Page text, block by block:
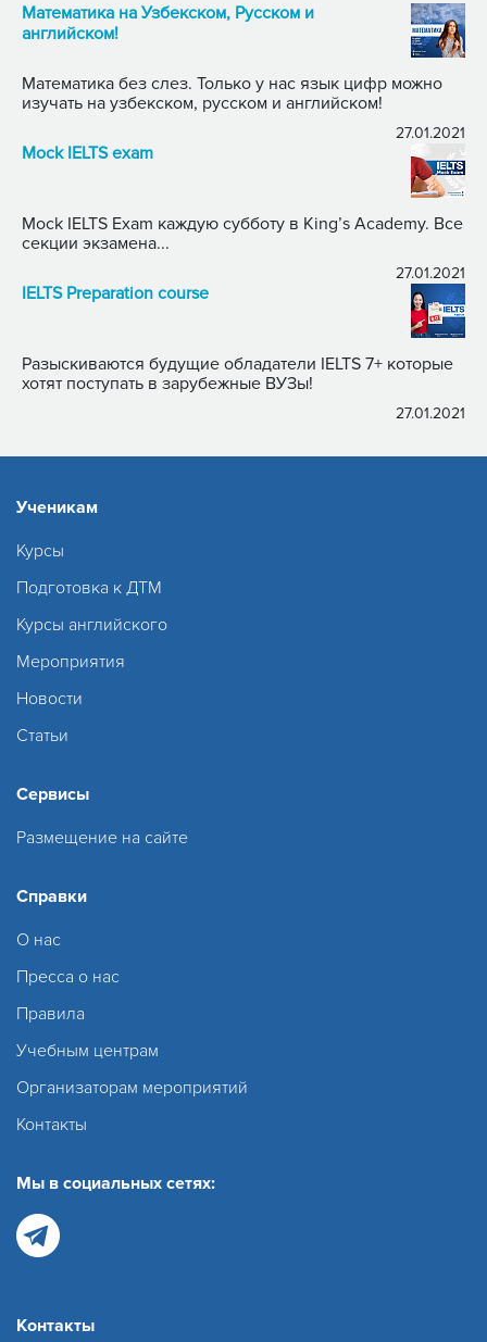
Математика на Узбекском, Русском и
английском!
Математика без слез. Только у нас язык цифр можно
изучать на узбекском, русском и английском!
27.01.2021
Mock IELTS exam
Mock IELTS Exam каждую субботу в King’s Academy. Все
секции экзамена...
27.01.2021
IELTS Preparation course
Разыскиваются будущие обладатели IELTS 7+ которые
хотят поступать в зарубежные ВУЗы!
27.01.2021
Ученикам
Курсы
Подготовка к ДТМ
Курсы английского
Мероприятия
Новости
Статьи
Сервисы
Размещение на сайте
Справки
О нас
Пресса о нас
Правила
Учебным центрам
Организаторам мероприятий
Контакты
Мы в социальных сетях:
Контакты